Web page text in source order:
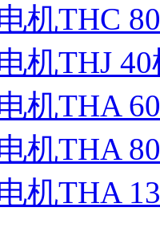
机THC
机THJ
机THA
机THA
机THA